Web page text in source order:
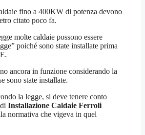
fino a 400KW di potenza devono
citato poco fa.
molte caldaie possono essere
poiché sono state installate prima
ancora in funzione considerando la
sono state installate.
la legge, si deve tenere conto
Installazione Caldaie Ferroli
normativa che vigeva in quel